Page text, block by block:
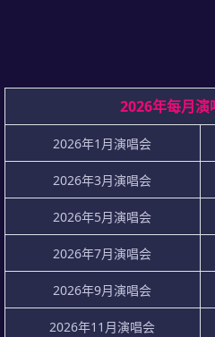
2026年每月演
2026年1月演唱会
2026年3月演唱会
2026年5月演唱会
2026年7月演唱会
2026年9月演唱会
2026年11月演唱会